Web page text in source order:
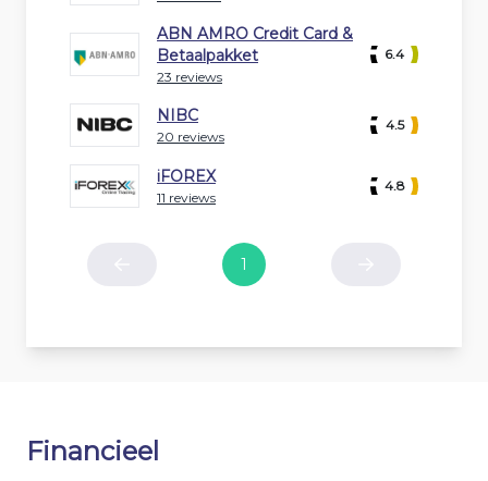
ABN AMRO Credit Card &
Betaalpakket
23 reviews
6.4
NIBC
20 reviews
4.5
iFOREX
11 reviews
4.8
1
Financieel